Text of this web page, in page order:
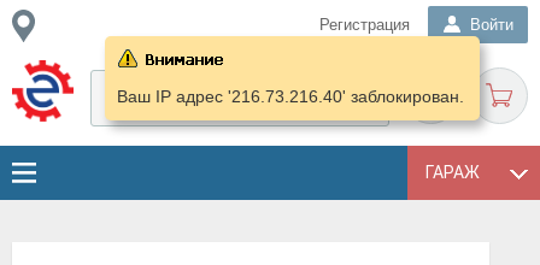
Регистрация Войти
ГАРАЖ
Ваш IP адрес '216.73.216.40' заблокирован.